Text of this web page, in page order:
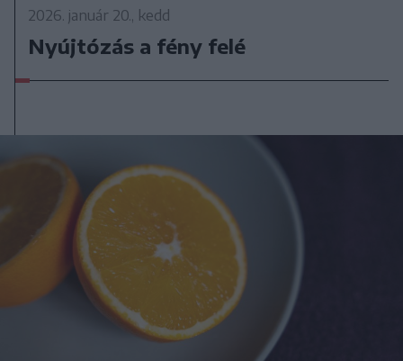
2026. január 20., kedd
Nyújtózás a fény felé